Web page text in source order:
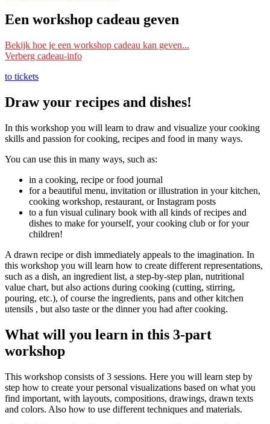
Een workshop cadeau geven
Ik wil deze workshop als cadeau geven
en vermeld bij ‘Opmerking’ voor wie het is. Wij reserveren dan een
Je kunt ook ‘datum nog te kiezen‘ erbij vermelden. Wij reserveren
doorgeeft om mee te doen.
‘Inschrijving als cadeau’.
Ik wil een zelf te kiezen workshop cadeau geven
Wil je dat de ontvanger zelf een workshop kan kiezen? Schrijf je
dan in met je eigen naam en mailadres bij een workshop die als prijs
de waarde van je cadeau heeft.
Vermeld bij ‘Opmerking’ voor wie het is en ‘
Wij weten dan dat die persoon voor die waarde een workshop kan
kiezen (of meerdere zolang dat past binnen de waarde).
Lees s.v.p. ook deAlgemene voorwaarden, onder het kopje
‘Inschrijving als cadeau’.
Download er een leuke cadeau-afdruk bij!
Onderstaande afbeeldingen kun je downloaden (met een klik) en
afdrukken als je iemand een workshop cadeau wil geven en er een
leuke afdruk bij wil geven.
Let op: De afdrukken zijn géén entreebewijs: om aan een workshop
mee te doen, is het nog wel nodig een inschrijving te doen op de
website.
Bekijk hoe je een workshop cadeau kan geven...
Verberg cadeau-info
to tickets
Draw your recipes and dishes!
In this workshop you will learn to draw and visualize your cooking
skills and passion for cooking, recipes and food in many ways.
You can use this in many ways, such as:
in a cooking, recipe or food journal
for a beautiful menu, invitation or illustration in your kitchen,
cooking workshop, restaurant, or Instagram posts
to a fun visual culinary book with all kinds of recipes and
dishes to make for yourself, your cooking club or for your
children!
A drawn recipe or dish immediately appeals to the imagination. In
this workshop you will learn how to create different representations,
such as a dish, an ingredient list, a step-by-step plan, nutritional
value chart, but also actions during cooking (cutting, stirring,
pouring, etc.), of course the ingredients, pans and other kitchen
utensils , but also taste or the dinner you had after cooking.
What will you learn in this 3-part
workshop
This workshop consists of 3 sessions. Here you will learn step by
step how to create your personal visualizations based on what you
find important, with layouts, compositions, drawings, drawn texts
and colors. Also how to use different techniques and materials.